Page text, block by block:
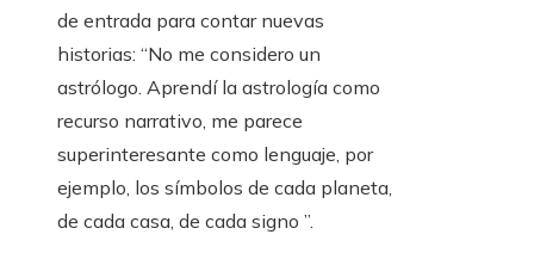
de entrada para contar nuevas
historias: “No me considero un
astrólogo. Aprendí la astrología como
recurso narrativo, me parece
superinteresante como lenguaje, por
ejemplo, los símbolos de cada planeta,
de cada casa, de cada signo ”.